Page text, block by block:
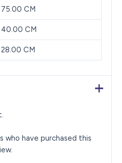
75.00 CM
40.00 CM
28.00 CM
who have purchased this